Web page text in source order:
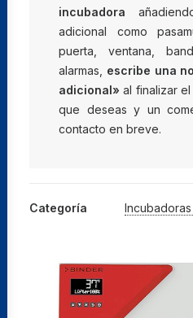
incubadora
adicional como
puerta, ventana,
alarmas, escribe una
adicional» al finalizar
que deseas y un
contacto en breve.
Categoría